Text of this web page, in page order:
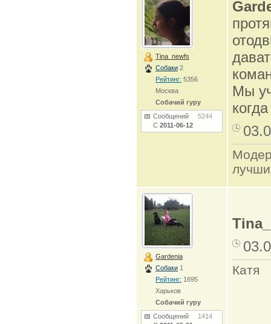
Tina_newfs
Собаки 2
Рейтинг: 5356
Москва
Собачий гуру
Сообщений 5244
С 2011-06-12
Мы
Gardenia
Собаки 1
Рейтинг: 1695
Харьков
Собачий гуру
Сообщений 1414
Катя